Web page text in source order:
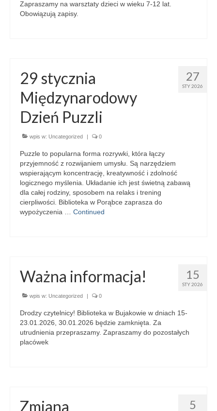
Zapraszamy na warsztaty dzieci w wieku 7-12 lat.
Obowiązują zapisy.
27
STY 2026
29 stycznia
Międzynarodowy
Dzień Puzzli
wpis w: Uncategorized | 0
Puzzle to popularna forma rozrywki, która łączy
przyjemność z rozwijaniem umysłu. Są narzędziem
wspierającym koncentrację, kreatywność i zdolność
logicznego myślenia. Układanie ich jest świetną zabawą
dla całej rodziny, sposobem na relaks i trening
cierpliwości. Biblioteka w Porąbce zaprasza do
wypożyczenia … Continued
15
STY 2026
Ważna informacja!
wpis w: Uncategorized | 0
Drodzy czytelnicy! Biblioteka w Bujakowie w dniach 15-
23.01.2026, 30.01.2026 będzie zamknięta. Za
utrudnienia przepraszamy. Zapraszamy do pozostałych
placówek
5
Zmiana